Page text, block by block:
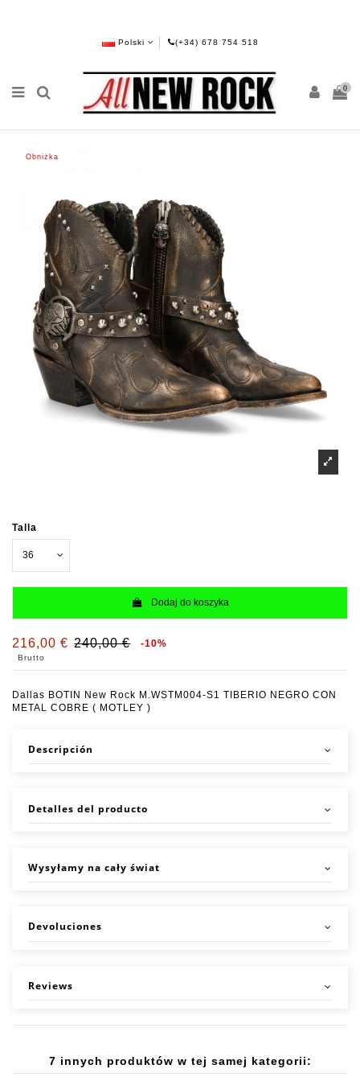
Polski (+34) 678 754 518
0
Obniżka
Talla
Dodaj do koszyka
216,00 € 240,00 € -10%
Brutto
Dallas BOTIN New Rock M.WSTM004-S1 TIBERIO NEGRO CON
METAL COBRE ( MOTLEY )
Descripción
Detalles del producto
Wysyłamy na cały świat
Devoluciones
Reviews
7 innych produktów w tej samej kategorii: